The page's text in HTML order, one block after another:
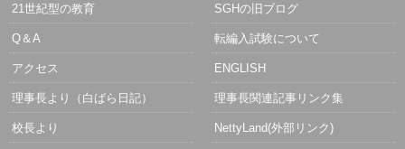
21世紀型の教育 SGHの旧ブログ
Q＆A 転編入試験について
アクセス ENGLISH
理事長より（白ばら日記） 理事長関連記事リンク集
校長より NettyLand(外部リンク)